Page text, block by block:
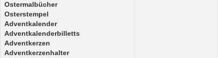
Ostermalbücher
Osterstempel
Adventkalender
Adventkalenderbilletts
Adventkerzen
Adventkerzenhalter